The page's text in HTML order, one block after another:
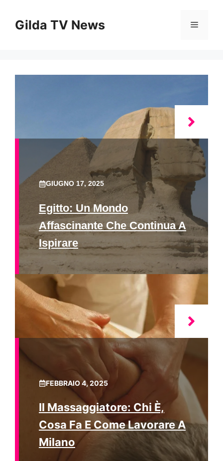
contenuto
Gilda TV News Menu
GIUGNO 17, 2025
Egitto: Un Mondo
Affascinante Che Continua A
Ispirare
FEBBRAIO 4, 2025
Il Massaggiatore: Chi È,
Cosa Fa E Come Lavorare A
Milano